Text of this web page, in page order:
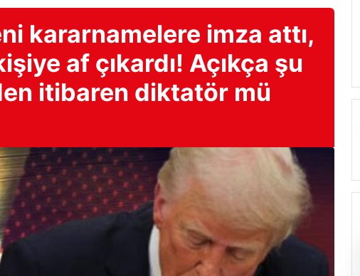
kararnamelere imza attı,
af çıkardı! Açıkça şu
itibaren diktatör mü